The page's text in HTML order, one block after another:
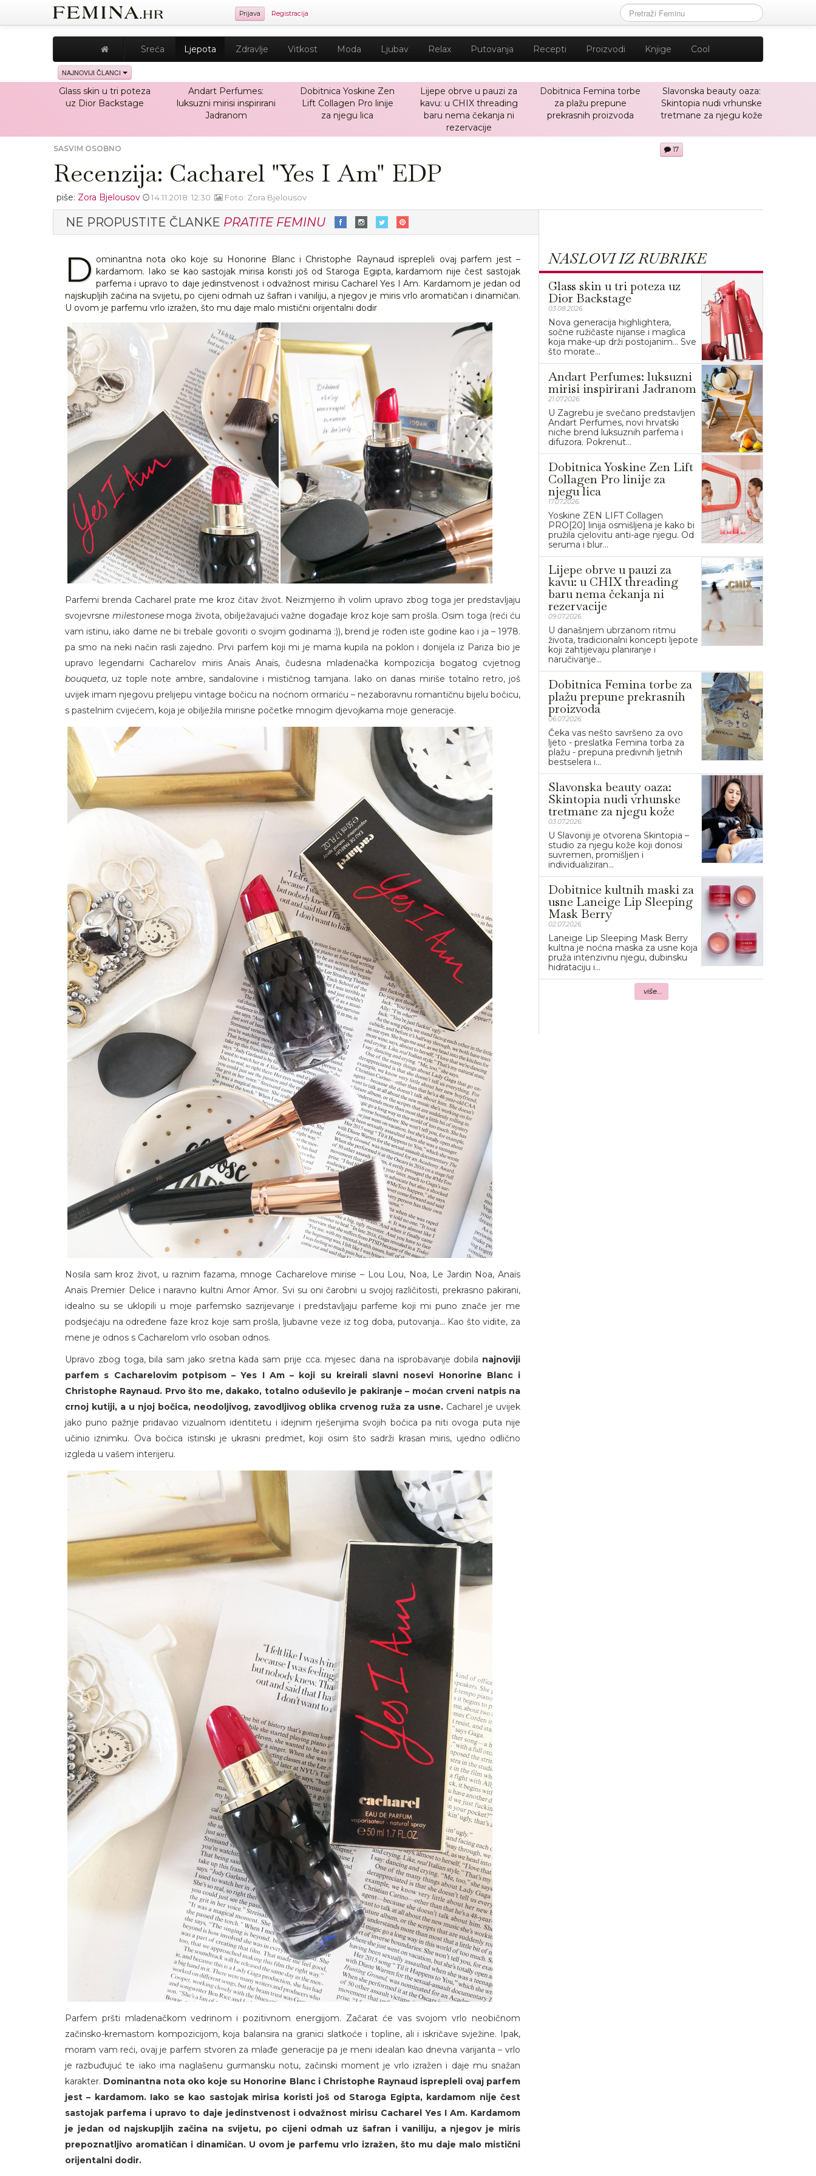
Prijava Registracija
Sreća Ljepota Zdravlje Vitkost Moda Ljubav Relax Putovanja Recepti Proizvodi Knjige Cool
NAJNOVIJI ČLANCI
Glass skin u tri poteza
uz Dior Backstage
Andart Perfumes:
luksuzni mirisi inspirirani
Jadranom
Dobitnica Yoskine Zen
Lift Collagen Pro linije
za njegu lica
Lijepe obrve u pauzi za
kavu: u CHIX threading
baru nema čekanja ni
rezervacije
Dobitnica Femina torbe
za plažu prepune
prekrasnih proizvoda
Slavonska beauty oaza:
Skintopia nudi vrhunske
tretmane za njegu kože
SASVIM OSOBNO
Recenzija: Cacharel "Yes I Am" EDP
17
piše: Zora Bjelousov 14.11.2018. 12:30 Foto: Zora Bjelousov
NE PROPUSTITE ČLANKE PRATITE FEMINU
D ominantna nota oko koje su Honorine Blanc i Christophe Raynaud isprepleli ovaj parfem jest –
kardamom. Iako se kao sastojak mirisa koristi još od Staroga Egipta, kardamom nije čest sastojak
parfema i upravo to daje jedinstvenost i odvažnost mirisu Cacharel Yes I Am. Kardamom je jedan od
najskupljih začina na svijetu, po cijeni odmah uz šafran i vaniliju, a njegov je miris vrlo aromatičan i dinamičan.
U ovom je parfemu vrlo izražen, što mu daje malo mistični orijentalni dodir
Parfemi brenda Cacharel prate me kroz čitav život. Neizmjerno ih volim upravo zbog toga jer predstavljaju
svojevrsnemilestonese moga života, obilježavajući važne događaje kroz koje sam prošla. Osim toga (reći ću
vam istinu, iako dame ne bi trebale govoriti o svojim godinama :)), brend je rođen iste godine kao i ja – 1978.
pa smo na neki način rasli zajedno. Prvi parfem koji mi je mama kupila na poklon i donijela iz Pariza bio je
upravo legendarni Cacharelov miris Anaïs Anaïs, čudesna mladenačka kompozicija bogatog cvjetnog
bouqueta, uz tople note ambre, sandalovine i mističnog tamjana. Iako on danas miriše totalno retro, još
uvijek imam njegovu prelijepu vintage bočicu na noćnom ormariću – nezaboravnu romantičnu bijelu bočicu,
s pastelnim cvijećem, koja je obilježila mirisne početke mnogim djevojkama moje generacije.
Nosila sam kroz život, u raznim fazama, mnoge Cacharelove mirise – Lou Lou, Noa, Le Jardin Noa, Anaïs
Anaïs Premier Delice i naravno kultni Amor Amor. Svi su oni čarobni u svojoj različitosti, prekrasno pakirani,
idealno su se uklopili u moje parfemsko sazrijevanje i predstavljaju parfeme koji mi puno znače jer me
podsjećaju na određene faze kroz koje sam prošla, ljubavne veze iz tog doba, putovanja... Kao što vidite, za
mene je odnos s Cacharelom vrlo osoban odnos.
Upravo zbog toga, bila sam jako sretna kada sam prije cca. mjesec dana na isprobavanje dobila najnoviji
parfem s Cacharelovim potpisom – Yes I Am – koji su kreirali slavni nosevi Honorine Blanc i
Christophe Raynaud. Prvo što me, dakako, totalno oduševilo je pakiranje – moćan crveni natpis na
crnoj kutiji, a u njoj bočica, neodoljivog, zavodljivog oblika crvenog ruža za usne. Cacharel je uvijek
jako puno pažnje pridavao vizualnom identitetu i idejnim rješenjima svojih bočica pa niti ovoga puta nije
učinio iznimku. Ova bočica istinski je ukrasni predmet, koji osim što sadrži krasan miris, ujedno odlično
izgleda u vašem interijeru.
Parfem pršti mladenačkom vedrinom i pozitivnom energijom. Začarat će vas svojom vrlo neobičnom
začinsko-kremastom kompozicijom, koja balansira na granici slatkoće i topline, ali i iskričave svježine. Ipak,
moram vam reći, ovaj je parfem stvoren za mlađe generacije pa je meni idealan kao dnevna varijanta – vrlo
je razbuđujuć te iako ima naglašenu gurmansku notu, začinski moment je vrlo izražen i daje mu snažan
karakter. Dominantna nota oko koje su Honorine Blanc i Christophe Raynaud isprepleli ovaj parfem
jest – kardamom. Iako se kao sastojak mirisa koristi još od Staroga Egipta, kardamom nije čest
sastojak parfema i upravo to daje jedinstvenost i odvažnost mirisu Cacharel Yes I Am. Kardamom
je jedan od najskupljih začina na svijetu, po cijeni odmah uz šafran i vaniliju, a njegov je miris
prepoznatljivo aromatičan i dinamičan. U ovom je parfemu vrlo izražen, što mu daje malo mistični
orijentalni dodir.
NASLOVI IZ RUBRIKE
Glass skin u tri poteza uz
Dior Backstage
03.08.2026.
Nova generacija highlightera,
sočne ružičaste nijanse i maglica
koja make-up drži postojanim… Sve
što morate...
Andart Perfumes: luksuzni
mirisi inspirirani Jadranom
21.07.2026.
U Zagrebu je svečano predstavljen
Andart Perfumes, novi hrvatski
niche brend luksuznih parfema i
difuzora. Pokrenut...
Dobitnica Yoskine Zen Lift
Collagen Pro linije za
njegu lica
17.07.2026.
Yoskine ZEN LIFT Collagen
PRO[20] linija osmišljena je kako bi
pružila cjelovitu anti-age njegu. Od
seruma i blur...
Lijepe obrve u pauzi za
kavu: u CHIX threading
baru nema čekanja ni
rezervacije
09.07.2026.
U današnjem ubrzanom ritmu
života, tradicionalni koncepti ljepote
koji zahtijevaju planiranje i
naručivanje...
Dobitnica Femina torbe za
plažu prepune prekrasnih
proizvoda
06.07.2026.
Čeka vas nešto savršeno za ovo
ljeto - preslatka Femina torba za
plažu - prepuna predivnih ljetnih
bestselera i...
Slavonska beauty oaza:
Skintopia nudi vrhunske
tretmane za njegu kože
03.07.2026.
U Slavoniji je otvorena Skintopia –
studio za njegu kože koji donosi
suvremen, promišljen i
individualiziran...
Dobitnice kultnih maski za
usne Laneige Lip Sleeping
Mask Berry
02.07.2026.
Laneige Lip Sleeping Mask Berry
kultna je noćna maska za usne koja
pruža intenzivnu njegu, dubinsku
hidrataciju i...
više...